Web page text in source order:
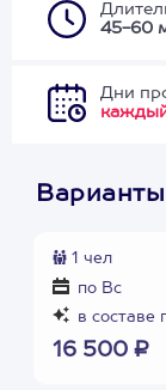
45-60
Дни
1 чел
по Вс
в составе
16 500 ₽